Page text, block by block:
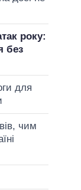
року:
без
для
чим